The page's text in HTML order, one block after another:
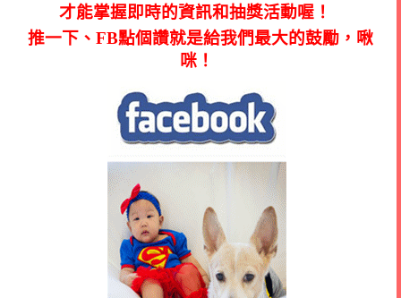
才能掌握即時的資訊和抽獎活動喔！
推一下、FB點個讚就是給我們最大的鼓勵，啾
咪！